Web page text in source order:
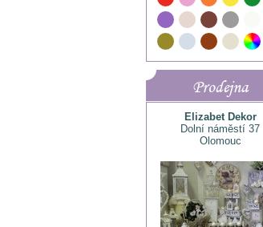
Prodejna
Elizabet Dekor
Dolní náměstí 37
Olomouc